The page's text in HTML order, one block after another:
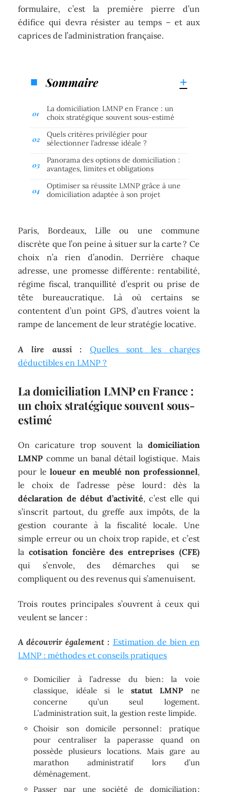
formulaire, c’est la première pierre d’un
édifice qui devra résister au temps – et aux
caprices de l’administration française.
Sommaire
La domiciliation LMNP en France : un
choix stratégique souvent sous-estimé
Quels critères privilégier pour
sélectionner l’adresse idéale ?
Panorama des options de domiciliation :
avantages, limites et obligations
Optimiser sa réussite LMNP grâce à une
domiciliation adaptée à son projet
Paris, Bordeaux, Lille ou une commune
discrète que l’on peine à situer sur la carte ? Ce
choix n’a rien d’anodin. Derrière chaque
adresse, une promesse différente : rentabilité,
régime fiscal, tranquillité d’esprit ou prise de
tête bureaucratique. Là où certains se
contentent d’un point GPS, d’autres voient la
rampe de lancement de leur stratégie locative.
A lire aussi :
Quelles sont les charges
déductibles en LMNP ?
La domiciliation LMNP en France :
un choix stratégique souvent sous-
estimé
On caricature trop souvent la domiciliation
LMNP comme un banal détail logistique. Mais
pour leloueur en meublé non professionnel,
le choix de l’adresse pèse lourd : dès la
déclaration de début d’activité, c’est elle qui
s’inscrit partout, du greffe aux impôts, de la
gestion courante à la fiscalité locale. Une
simple erreur ou un choix trop rapide, et c’est
lacotisation foncière des entreprises (CFE)
qui s’envole, des démarches qui se
compliquent ou des revenus qui s’amenuisent.
Trois routes principales s’ouvrent à ceux qui
veulent se lancer :
A découvrir également : Estimation de bien en
LMNP : méthodes et conseils pratiques
Domicilier à l’adresse du bien : la voie
classique, idéale si le statut LMNP ne
concerne qu’un seul logement.
L’administration suit, la gestion reste limpide.
Choisir son domicile personnel : pratique
pour centraliser la paperasse quand on
possède plusieurs locations. Mais gare au
marathon administratif lors d’un
déménagement.
Passer par une société de domiciliation :